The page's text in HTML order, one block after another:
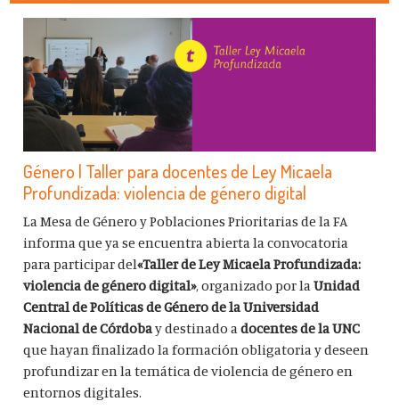
Género | Taller para docentes de Ley Micaela
Profundizada: violencia de género digital
La Mesa de Género y Poblaciones Prioritarias de la FA
informa que ya se encuentra abierta la convocatoria
para participar del«Taller de Ley Micaela Profundizada:
violencia de género digital», organizado por laUnidad
Central de Políticas de Género de la Universidad
Nacional de Córdobay destinado adocentes de la UNC
que hayan finalizado la formación obligatoria y deseen
profundizar en la temática de violencia de género en
entornos digitales.